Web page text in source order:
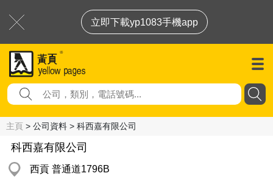
立即下載yp1083手機app
主頁 > 公司資料 > 科西嘉有限公司
科西嘉有限公司
西貢 普通道1796B